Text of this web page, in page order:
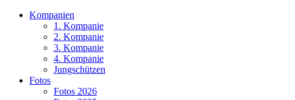
Kompanien
1. Kompanie
2. Kompanie
3. Kompanie
4. Kompanie
Jungschützen
Fotos
Fotos 2026